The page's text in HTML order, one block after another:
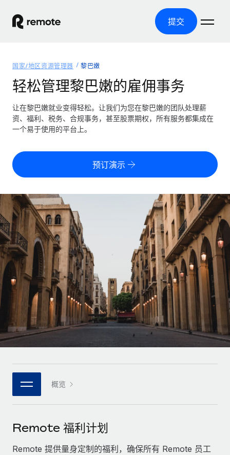
提交
产品
全球招聘
全球薪资管理
轻松运行合规薪资
零实体成本实现全球扩张
全球合规聘用合同工
合同工管理
全球合同工入职与管理
PEO
外包复杂雇佣任务
基础设施
Remote Embedded
将人力资源无缝融入工作流程
团队的内置核心人力资源功能
连接 新的
使用我们的 MCP 将任何人工智能工具与 Remote 平台相连
借助核心业务工具简化流程
覆盖全球
美国各州浏览器
Remote 无惧对比
了解我们的竞争优势
成长阶段
初创企业
为成长型企业量身打造的全球敏捷型人力资源与薪资解决方案
中型市场
通过定制化人力资源解决方案扩展团队
与我们携手合作
战略技术合作伙伴
与我们共探合作机遇
资源
工具与计算器
误分类风险计算工具
员工成本计算器
计算任何国家的员工总成本
合同工薪酬结算计算器
探索全球合同工的结算货币选项与结算速度
通过 REMOTE 学习
研究与指引
案例研究
核对表和模板
职位描述库
网络研讨会
活动
新闻室
定价
中文（简体）
English
Nederlands
Français
Deutsch
Español
Italiano
Português (Portugal)
日本語
한국어
中文（简体）
国家/地区资源管理器 黎巴嫩
轻松管理黎巴嫩的雇佣事务
让在黎巴嫩就业变得轻松。让我们为您在黎巴嫩的团队处理薪
资、福利、税务、合规事务，甚至股票期权，所有服务都集成在
一个易于使用的平台上。
预订演示
概览
Remote 福利计划
Remote 提供量身定制的福利，确保所有 Remote 员工